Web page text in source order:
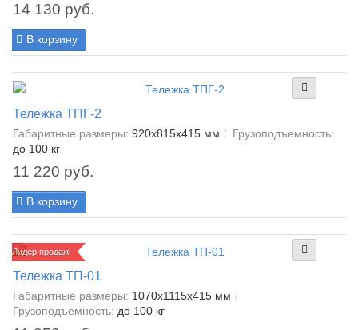
14 130 руб.
В корзину
Тележка ТПГ-2
Габаритные размеры: 920х815х415 мм
Грузоподъемность:
до 100 кг
11 220 руб.
В корзину
Лидер продаж!
Тележка ТП-01
Габаритные размеры: 1070х1115х415 мм
Грузоподъемность: до 100 кг